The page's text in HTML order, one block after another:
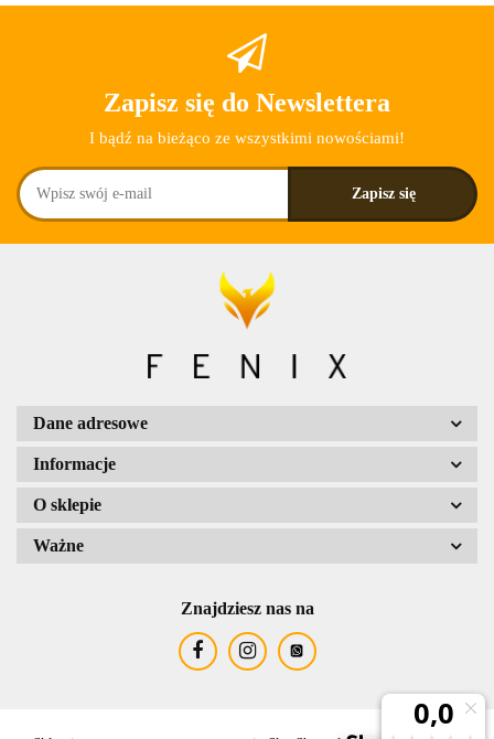
Zapisz się do Newslettera
I bądź na bieżąco ze wszystkimi nowościami!
Dane adresowe
Informacje
O sklepie
Ważne
Znajdziesz nas na